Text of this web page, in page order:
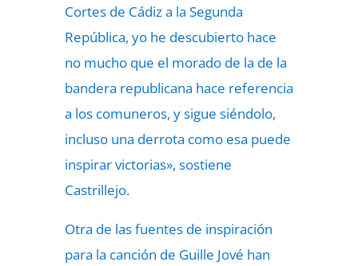
Cortes de Cádiz a la Segunda
República, yo he descubierto hace
no mucho que el morado de la de la
bandera republicana hace referencia
a los comuneros, y sigue siéndolo,
incluso una derrota como esa puede
inspirar victorias», sostiene
Castrillejo.
Otra de las fuentes de inspiración
para la canción de Guille Jové han